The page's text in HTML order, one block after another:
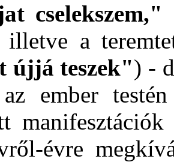
illetve a
újjá teszek") -
az ember
évre